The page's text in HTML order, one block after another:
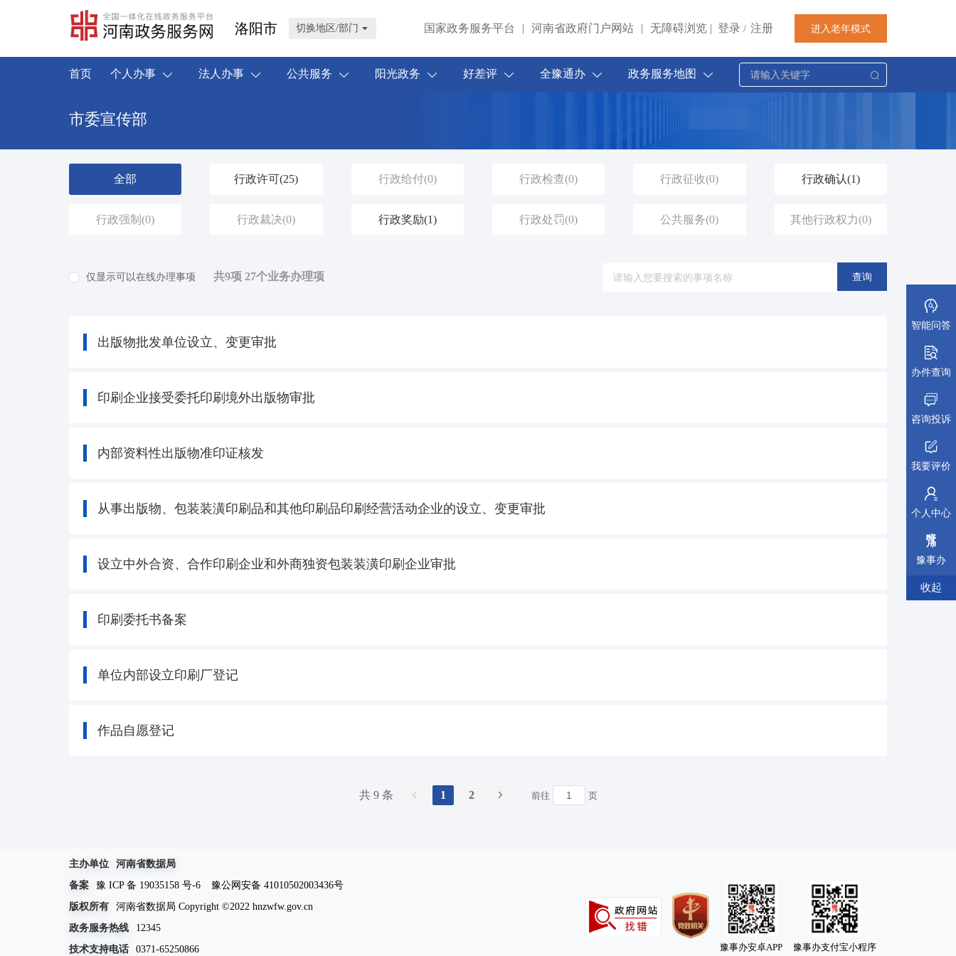
洛阳市 切换地区/部门 国家政务服务平台 | 河南省政府门户网站 | 无障碍浏览 | 登录 / 注册 进入老年模式
首页 个人办事 法人办事 公共服务 阳光政务 好差评 全豫通办 政务服务地图
市委宣传部
全部 行政许可(25) 行政给付(0) 行政检查(0) 行政征收(0) 行政确认(1)
行政强制(0) 行政裁决(0) 行政奖励(1) 行政处罚(0) 公共服务(0) 其他行政权力(0)
仅显示可以在线办理事项 共9项 27个业务办理项 查询
出版物批发单位设立、变更审批
印刷企业接受委托印刷境外出版物审批
内部资料性出版物准印证核发
从事出版物、包装装潢印刷品和其他印刷品印刷经营活动企业的设立、变更审批
设立中外合资、合作印刷企业和外商独资包装装潢印刷企业审批
印刷委托书备案
单位内部设立印刷厂登记
作品自愿登记
共 9 条 1 2 前往 页
主办单位
河南省数据局
备案
豫 ICP 备 19035158 号-6
豫公网安备 41010502003436号
版权所有
河南省数据局 Copyright ©2022 hnzwfw.gov.cn
政务服务热线
12345
技术支持电话
0371-65250866 豫事办安卓APP 豫事办支付宝小程序
智能问答
办件查询
咨询投诉
我要评价
个人中心
豫事办
收起